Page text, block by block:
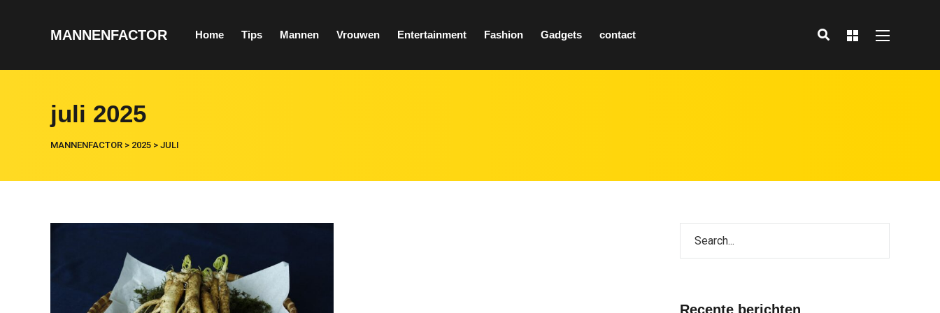
MANNENFACTOR Home Tips Mannen Vrouwen Entertainment Fashion Gadgets contact
juli 2025
MANNENFACTOR > 2025 > JULI
Recente berichten